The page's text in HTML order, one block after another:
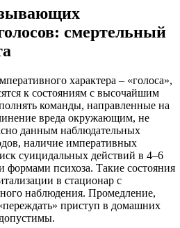
смертельный
характера – «голоса»,
к состояниям с высочайшим
команды, направленные на
вреда окружающим, не
данным наблюдательных
наличие императивных
суицидальных действий в 4–6
формами психоза. Такие состояния
в стационар с
наблюдения. Промедление,
приступ в домашних